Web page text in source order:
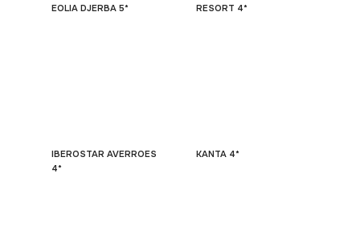
EOLIA DJERBA 5*
RESORT 4*
IBEROSTAR AVERROES
4*
KANTA 4*